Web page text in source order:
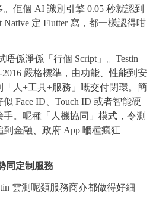
佢個 AI 識別引擎 0.05 秒就認到
定 Flutter 寫，都一樣認得咁
係淨係「行個 Script」。Testin
2016 嚴格標準，由功能、性能到安
人+工具+服務」嘅交付閉環。簡
Face ID、Touch ID 或者智能硬
。呢種「人機協同」模式，令測
到金融、政府 App 嗰種瘋狂
同定制服務
雲測呢類服務商亦都做得好細